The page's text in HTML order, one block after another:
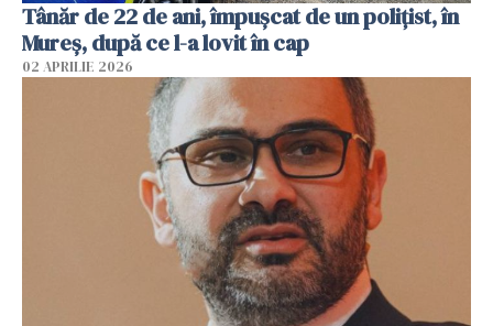
Tânăr de 22 de ani, împușcat de un polițist, în
Mureș, după ce l-a lovit în cap
02 APRILIE 2026